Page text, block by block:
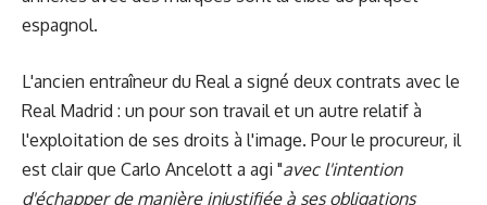
espagnol.
L'ancien entraîneur du Real a signé deux contrats avec le
Real Madrid : un pour son travail et un autre relatif à
l'exploitation de ses droits à l'image. Pour le procureur, il
est clair que Carlo Ancelott a agi "avec l'intention
d'échapper de manière injustifiée à ses obligations